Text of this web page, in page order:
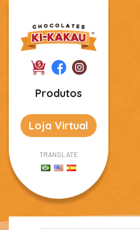
Produtos
Loja Virtual
TRANSLATE